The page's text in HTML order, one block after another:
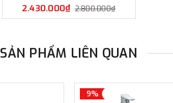
2.430.000₫ 2.800.000₫
SẢN PHẨM LIÊN QUAN
9%